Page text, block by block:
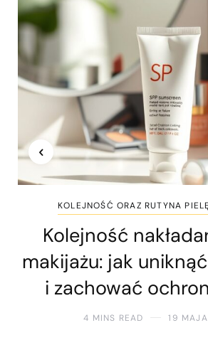
KOLEJNOŚĆ ORAZ RUTYNA
Kolejność
makijażu: jak
i zachować
4 MINS READ 19